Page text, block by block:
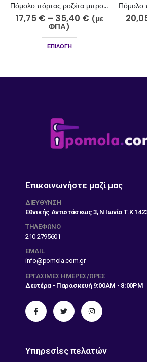
Πόμολο πόρτας ροζέτα μπρονζέ 255-16/2
17,75 € – 35,40 € (με
ΦΠΑ)
ΕΠΙΛΟΓΉ
Επικοινωνήστε μαζί μας
ΔΙΕΎΘΥΝΣΗ
Εθνικής Αντιστάσεως 3, Ν Ιωνία Τ.Κ
ΤΗΛΕΦΩΝΟ
210 2795601
EMAIL
info@pomola.com.gr
ΕΡΓΆΣΙΜΕΣ ΗΜΈΡΕΣ/ΏΡΕΣ
Δευτέρα - Παρασκευή 9:00AM - 8:00PM
Υπηρεσίες πελατών